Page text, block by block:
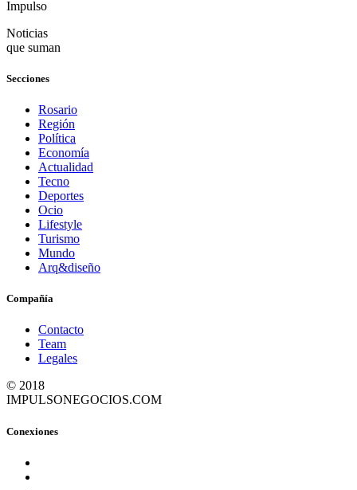
Impulso
Noticias
que suman
Secciones
Rosario
Región
Política
Economía
Actualidad
Tecno
Deportes
Ocio
Lifestyle
Turismo
Mundo
Arq&diseño
Compañía
Contacto
Team
Legales
© 2018
IMPULSONEGOCIOS.COM
Conexiones